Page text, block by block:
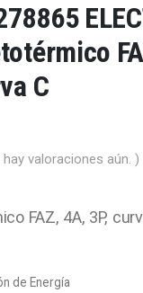
C
hay valoraciones aún. )
FAZ, 4A, 3P,
de Energía